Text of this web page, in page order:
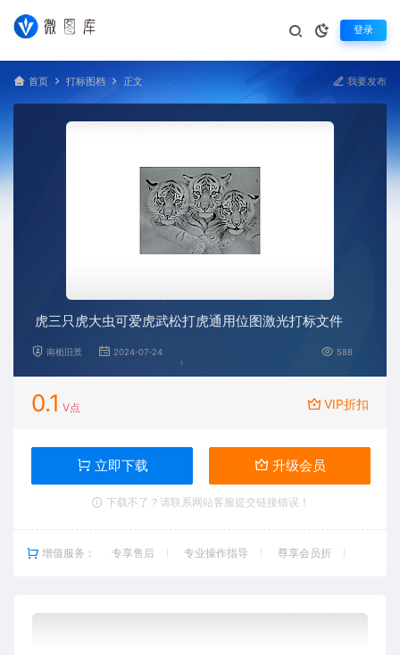
登录
首页 打标图档 正文 我要发布
虎三只虎大虫可爱虎武松打虎通用位图激光打标文件
南栀旧景 2024-07-24 588
0.1 V点 VIP折扣
立即下载 升级会员
下载不了？请联系网站客服提交链接错误！
增值服务： 专享售后 专业操作指导 尊享会员折